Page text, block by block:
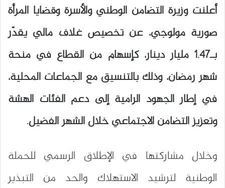
أعلنت وزيرة التضامن الوطني والأسرة وقضايا المرأة
صورية مولوجي، عن تخصيص غلاف مالي يقدّر
بـ1.47 مليار دينار، كإسهام من القطاع في منحة
شهر رمضان، وذلك بالتنسيق مع الجماعات المحلية،
في إطار الجهود الرامية إلى دعم الفئات الهشة
وتعزيز التضامن الاجتماعي خلال الشهر الفضيل.
وخلال مشاركتها في الإطلاق الرسمي للحملة
الوطنية لترشيد الاستهلاك والحد من التبذير